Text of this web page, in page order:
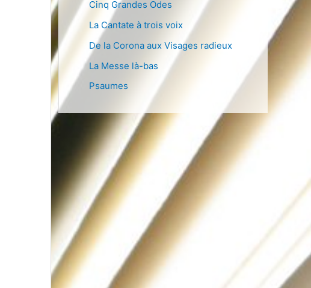
Cinq Grandes Odes
La Cantate à trois voix
De la Corona aux Visages radieux
La Messe là-bas
Psaumes